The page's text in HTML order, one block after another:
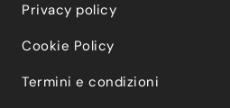
Privacy policy
Cookie Policy
Termini e condizioni